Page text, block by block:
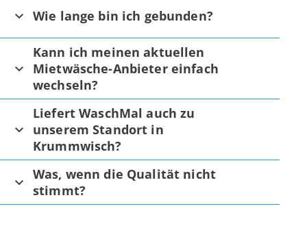
Wie lange bin ich gebunden?
Kann ich meinen aktuellen
Mietwäsche-Anbieter einfach
wechseln?
Liefert WaschMal auch zu
unserem Standort in
Krummwisch?
Was, wenn die Qualität nicht
stimmt?